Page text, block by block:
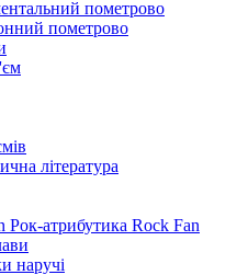
пометрово
пометрово
література
Рок-атрибутика Rock Fan
наручі